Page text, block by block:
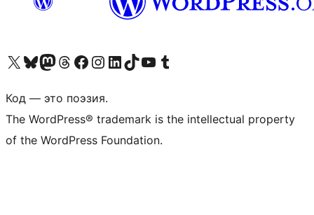
Посетите нас в X (ранее Twitter)
Посетите нашу учётную запись в Bluesky
Посетите нашу ленту в Mastodon
Посетите нашу учётную запись в Threads
Посетите нашу страницу на Facebook
Посетите наш Instagram
Посетите нашу страницу в LinkedIn
Посетите нашу учётную запись в TikTok
Посетите наш канал YouTube
Посетите нашу учётную запись в Tumblr
Код — это поэзия.
The WordPress® trademark is the intellectual property
of the WordPress Foundation.